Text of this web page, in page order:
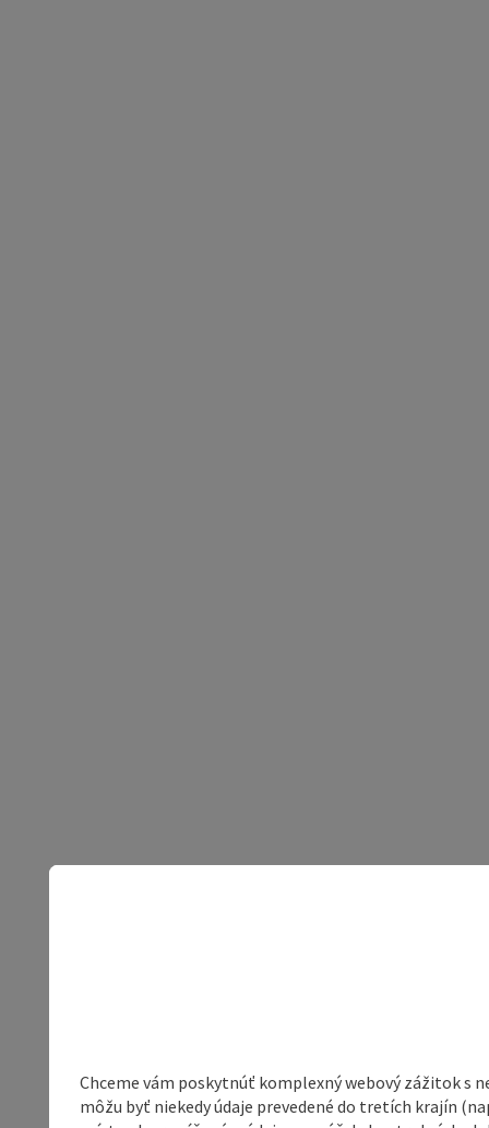
Chceme vám poskytnúť komplexný webový zážitok s
môžu byť niekedy údaje prevedené do tretích krajín